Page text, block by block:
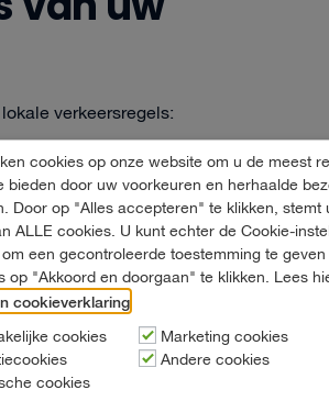
verkeersregels:
kent en respecteert.
vakantieland worden gebruikt.
zoals het verplichte gebruik van
cookies op onze website om u de meest
bieden door uw voorkeuren en herhaalde
Door op "Alles accepteren" te klikken, stemt
ALLE cookies. U kunt echter de Cookie-
een gecontroleerde toestemming te
op "Akkoord en doorgaan" te klikken. Lees
cookieverklaring
cookies
cookies
Marketing cookies
Andere cookies